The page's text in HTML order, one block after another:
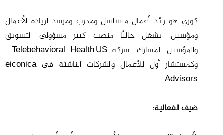
كوري هو رائد أعمال متسلسل ومدرب ومرشد لريادة الأعمال
ومؤسس. يشغل حاليًا منصب كبير مسؤولي التسويق
والمؤسس المشارك لشركة Telebehavioral Health.US ،
وكمستشار أول للأعمال والشركات الناشئة في eiconica
Advisors.
ضيف الفعالية: